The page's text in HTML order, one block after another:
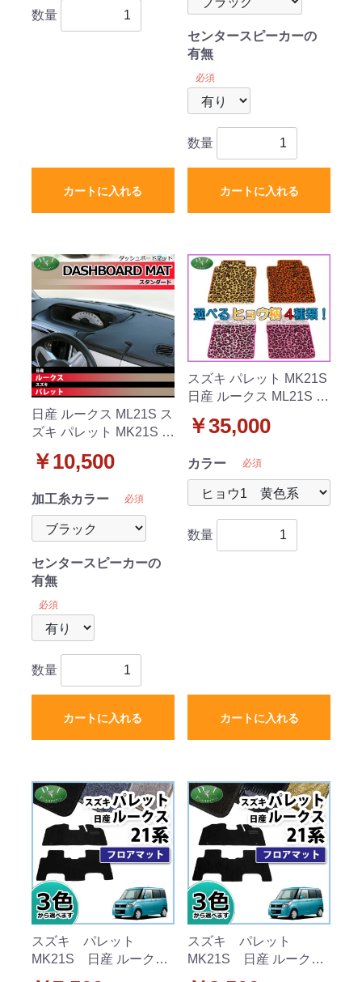
数量
カートに入れる
センタースピーカーの
有無
必須
数量
カートに入れる
日産 ルークス ML21S ス
ズキ パレット MK21S ダ
タンダード 受注生産
￥10,500
加工糸カラー 必須
センタースピーカーの
有無
必須
数量
カートに入れる
スズキ パレット MK21S
日産 ルークス ML21S カ
フロアマット ヒョウ柄
￥35,000
カラー 必須
数量
カートに入れる
スズキ パレット
MK21S 日産 ルークス
スズキ パレット
MK21S 日産 ルークス